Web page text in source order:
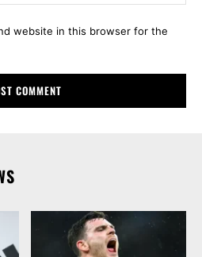
website in this browser for the